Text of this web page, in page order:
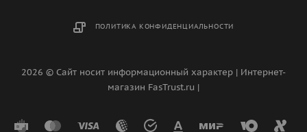
ПОЛИТИКА КОНФИДЕНЦИАЛЬНОСТИ
2026 © Сайт носит информационный характер | Интернет-
магазин FasTrust.ru |